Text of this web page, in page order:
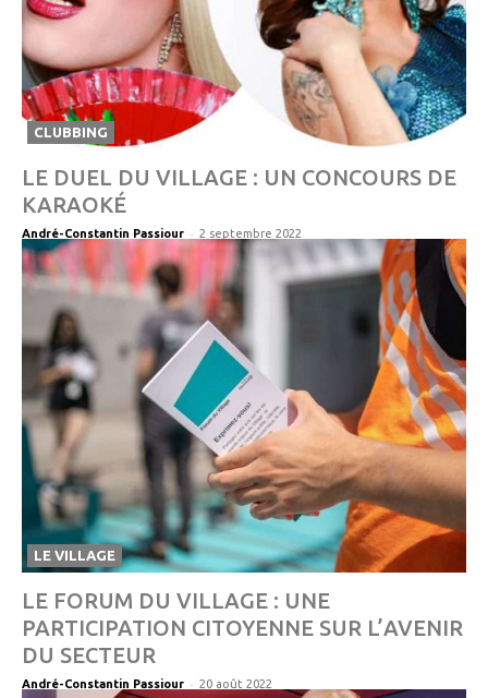
CLUBBING
LE DUEL DU VILLAGE : UN CONCOURS DE
KARAOKÉ
André-Constantin Passiour - 2 septembre 2022
LE VILLAGE
LE FORUM DU VILLAGE : UNE
PARTICIPATION CITOYENNE SUR L’AVENIR
DU SECTEUR
André-Constantin Passiour - 20 août 2022